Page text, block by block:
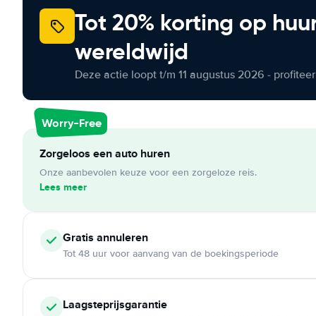
Tot 20% korting op
wereldwijd
Deze actie loopt t/m 11 augustus 2026 -
Worry-Free
Zorgeloos een auto huren
Onze aanbevolen keuze voor een zorgeloze reis.
Lees meer
Gratis annuleren
Tot 48 uur voor aanvang van de boekingsperiode
Laagsteprijsgarantie